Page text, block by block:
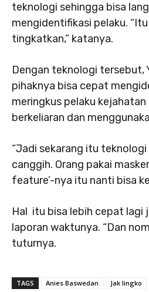
teknologi sehingga bisa
mengidentifikasi pelaku.
tingkatkan,” katanya.
Dengan teknologi tersebut,
pihaknya bisa cepat
meringkus pelaku kejahatan
berkeliaran dan
“Jadi sekarang itu
canggih. Orang pakai
feature’-nya itu nanti bisa
Hal itu bisa lebih cepat lagi
laporan waktunya. “Dan
tuturnya.
TAGS Anies Baswedan Jak lingko